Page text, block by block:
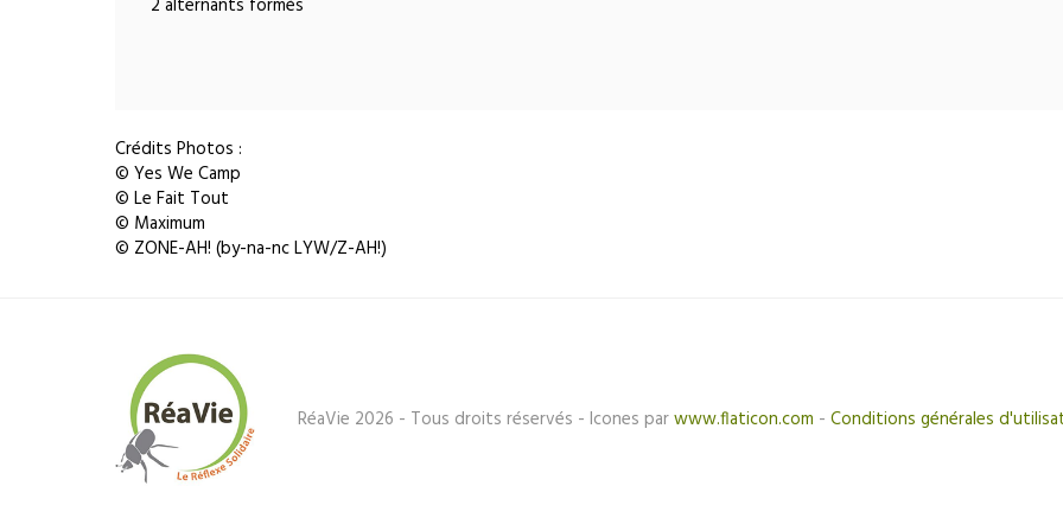
2 alternants formés
Crédits Photos :
© Yes We Camp
© Le Fait Tout
© Maximum
© ZONE-AH! (by-na-nc LYW/Z-AH!)
RéaVie 2026 - Tous droits réservés - Icones parwww.flaticon.com - Conditions générales